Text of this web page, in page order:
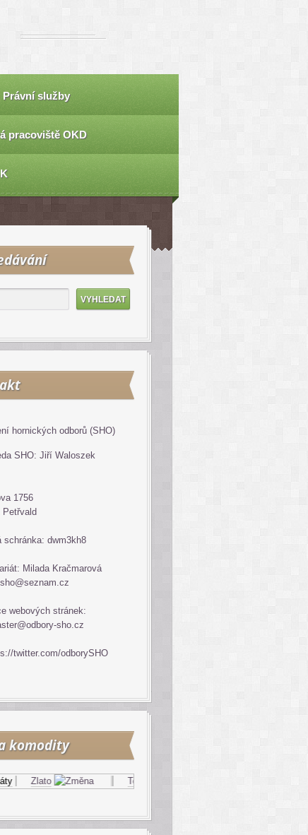
Právní služby
pracoviště OKD
hornických odborů (SHO)
SHO: Jiří Waloszek
1756
Petřvald
schránka: dwm3kh8
Milada Kračmarová
webových stránek:
sho.cz
twitter.com/odborySHO
komodity
Zlato Topný olej